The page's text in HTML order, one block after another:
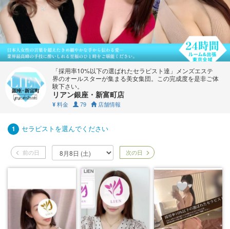
「採用率10%以下の選ばれたセラピスト達」メンズエステ
界のオールスターが集まる美女集団。この完成度を是非ご体
験下さい。
リアン銀座・新富町店
¥ 料金 79 店舗情報
1 セラピストを選んでください
前の日 次の日